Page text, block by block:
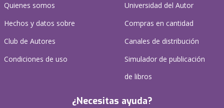
Quienes somos
Hechos y datos sobre
Club de Autores
Condiciones de uso
Universidad del Autor
Compras en cantidad
Canales de distribución
Simulador de publicación
de libros
¿Necesitas ayuda?